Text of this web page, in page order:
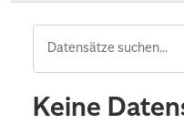
Keine